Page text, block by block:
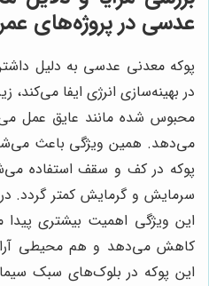
عدسی در پروژه‌های
پوکه معدنی عدسی به دلیل
در بهینه‌سازی انرژی ایفا
محبوس شده مانند عایق عمل
می‌دهد. همین ویژگی باعث
پوکه در کف و سقف استفاده
سرمایش و گرمایش کمتر گردد.
این ویژگی اهمیت بیشتری پیدا
کاهش می‌دهد و هم محیطی
این پوکه در بلوک‌های سبک